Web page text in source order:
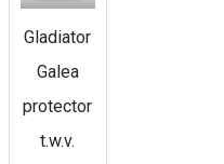
Gladiator
Galea
protector
t.w.v.